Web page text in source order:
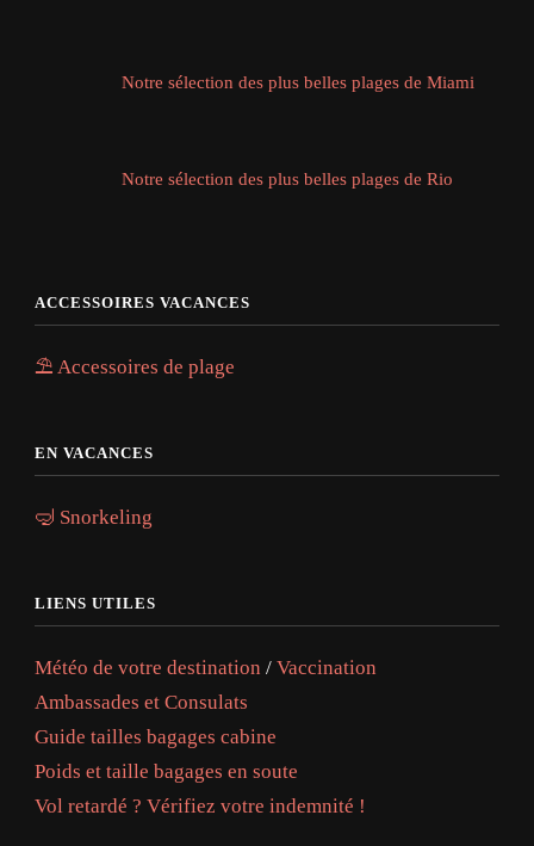
Notre sélection des plus belles plages de Miami
Notre sélection des plus belles plages de Rio
ACCESSOIRES VACANCES
⛱️ Accessoires de plage
EN VACANCES
🤿 Snorkeling
LIENS UTILES
Météo de votre destination / Vaccination
Ambassades et Consulats
Guide tailles bagages cabine
Poids et taille bagages en soute
Vol retardé ? Vérifiez votre indemnité !